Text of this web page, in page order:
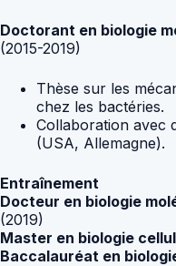
Doctorant en biologie
(2015-2019)
Thèse sur les
chez les bactéries.
Collaboration avec
(USA, Allemagne).
Entraînement
Docteur en biologie
(2019)
Master en biologie
Baccalauréat en